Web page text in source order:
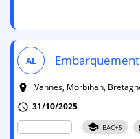
AL
room
Vannes, Morbihan,
schedule 31/10/2025
school BAC+5